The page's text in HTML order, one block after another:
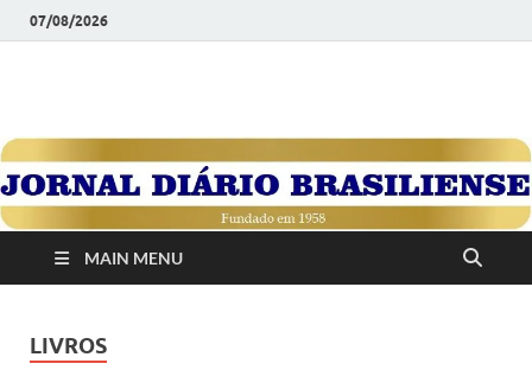
07/08/2026
JORNAL DIÁRIO
BRASILIENSE
1958
MAIN MENU
LIVROS